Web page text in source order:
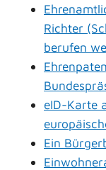
Richter
berufen
eID-Karte
Ein